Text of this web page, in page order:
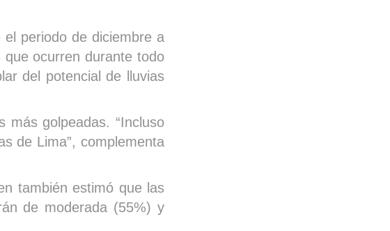
periodo de diciembre a
ocurren durante todo
del potencial de lluvias
más golpeadas. “Incluso
de Lima”, complementa
también estimó que las
de moderada (55%) y